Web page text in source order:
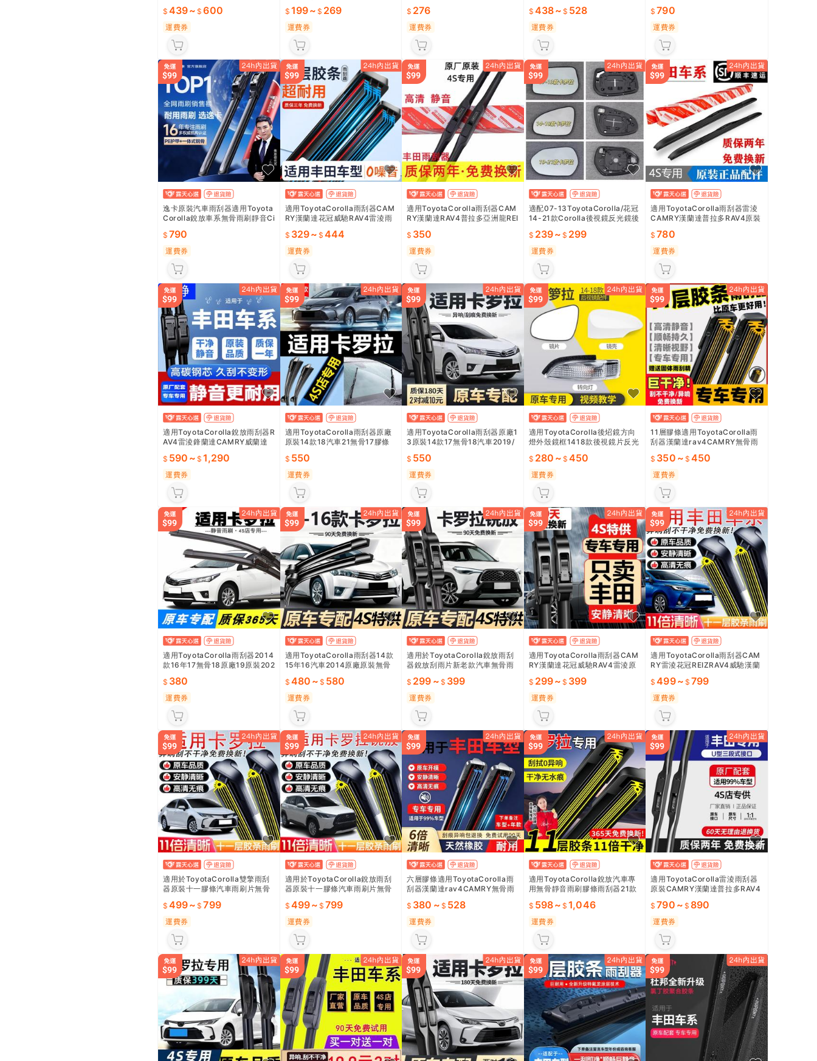
439~ 600
運費券
199~ 269
運費券
276
運費券
438~ 528
運費券
790
運費券
逸卡原裝汽車雨刮器適用Toyota
Corolla銳放車系無骨雨刷靜音Ci
790
運費券
適用ToyotaCorolla雨刮器CAM
RY漢蘭達花冠威馳RAV4雷淩雨
329~ 444
運費券
適用ToyotaCorolla雨刮器CAM
RY漢蘭達RAV4普拉多亞洲龍REI
350
運費券
適配07-13ToyotaCorolla/花冠
14-21款Corolla後視鏡反光鏡後
239~ 299
運費券
適用ToyotaCorolla雨刮器雷淩
CAMRY漢蘭達普拉多RAV4原裝
780
運費券
適用ToyotaCorolla銳放雨刮器R
AV4雷淩鋒蘭達CAMRY威蘭達
590 ~ 1,290
運費券
適用ToyotaCorolla雨刮器原廠
原裝14款18汽車21無骨17膠條
550
運費券
適用ToyotaCorolla雨刮器原廠1
3原裝14款17無骨18汽車2019/
550
運費券
適用ToyotaCorolla後炤鏡方向
燈外殼鏡框1418款後視鏡片反光
280 ~ 450
運費券
11層膠條適用ToyotaCorolla雨
刮器漢蘭達rav4CAMRY無骨雨
350 ~ 450
運費券
適用ToyotaCorolla雨刮器2014
款16年17無骨18原廠19原裝202
380
運費券
適用ToyotaCorolla雨刮器14款
15年16汽車2014原廠原裝無骨
480 ~ 580
運費券
適用於ToyotaCorolla銳放雨刮
器銳放刮雨片新老款汽車無骨雨
299 ~ 399
運費券
適用ToyotaCorolla雨刮器CAM
RY漢蘭達花冠威馳RAV4雷淩原
299~ 399
運費券
適用ToyotaCorolla雨刮器CAM
RY雷淩花冠REIZRAV4威馳漢蘭
499~ 799
運費券
適用於ToyotaCorolla雙擎雨刮
器原裝十一膠條汽車雨刷片無骨
499~ 799
運費券
適用於ToyotaCorolla銳放雨刮
器原裝十一膠條汽車雨刷片無骨
499~ 799
運費券
六層膠條適用ToyotaCorolla雨
刮器漢蘭達rav4CAMRY無骨雨
380 ~ 528
運費券
適用ToyotaCorolla銳放汽車專
用無骨靜音雨刷膠條雨刮器21款
598~ 1,046
運費券
適用ToyotaCorolla雷淩雨刮器
原裝CAMRY漢蘭達普拉多RAV4
790 ~ 890
運費券